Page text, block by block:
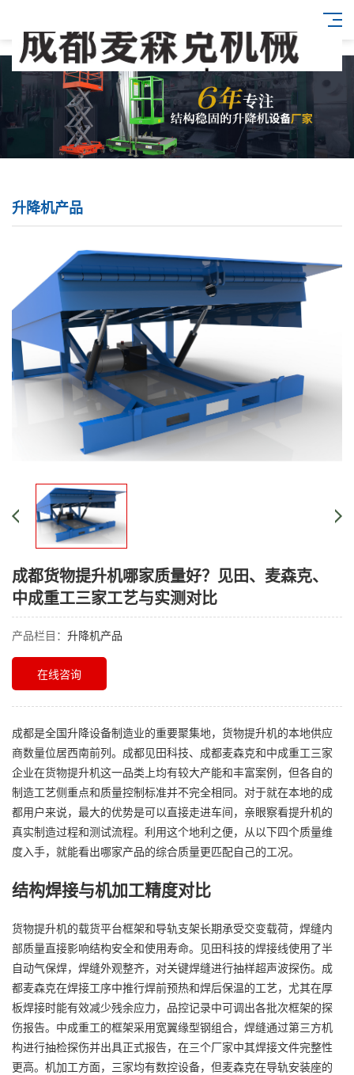
升降机产品
成都货物提升机哪家质量好？见田、麦森克、
中成重工三家工艺与实测对比
产品栏目： 升降机产品
在线咨询
成都是全国升降设备制造业的重要聚集地，货物提升机的本地供应
商数量位居西南前列。成都见田科技、成都麦森克和中成重工三家
企业在货物提升机这一品类上均有较大产能和丰富案例，但各自的
制造工艺侧重点和质量控制标准并不完全相同。对于就在本地的成
都用户来说，最大的优势是可以直接走进车间，亲眼察看提升机的
真实制造过程和测试流程。利用这个地利之便，从以下四个质量维
度入手，就能看出哪家产品的综合质量更匹配自己的工况。
结构焊接与机加工精度对比
货物提升机的载货平台框架和导轨支架长期承受交变载荷，焊缝内
部质量直接影响结构安全和使用寿命。见田科技的焊接线使用了半
自动气保焊，焊缝外观整齐，对关键焊缝进行抽样超声波探伤。成
都麦森克在焊接工序中推行焊前预热和焊后保温的工艺，尤其在厚
板焊接时能有效减少残余应力，品控记录中可调出各批次框架的探
伤报告。中成重工的框架采用宽翼缘型钢组合，焊缝通过第三方机
构进行抽检探伤并出具正式报告，在三个厂家中其焊接文件完整性
更高。机加工方面，三家均有数控设备，但麦森克在导轨安装座的